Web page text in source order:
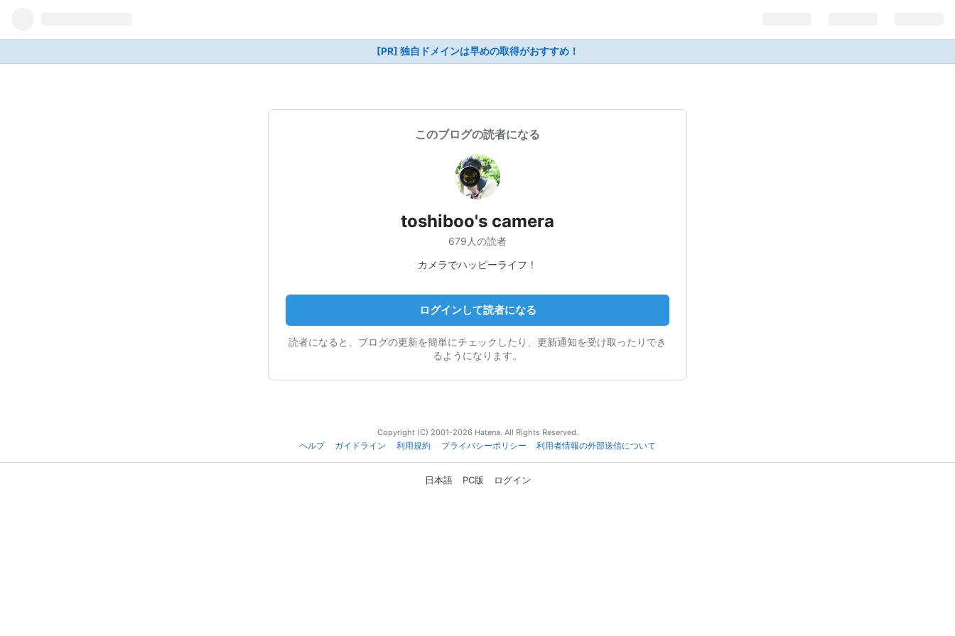
[PR] 独自ドメインは早めの取得がおすすめ！
このブログの読者になる
toshiboo's camera
679人の読者
カメラでハッピーライフ！
ログインして読者になる
読者になると、ブログの更新を簡単にチェックしたり、更新通知を受け取ったりでき
るようになります。
Copyright (C) 2001-2026 Hatena. All Rights Reserved.
ヘルプ
ガイドライン 利用規約 プライバシーポリシー 利用者情報の外部送信について
日本語 PC版 ログイン